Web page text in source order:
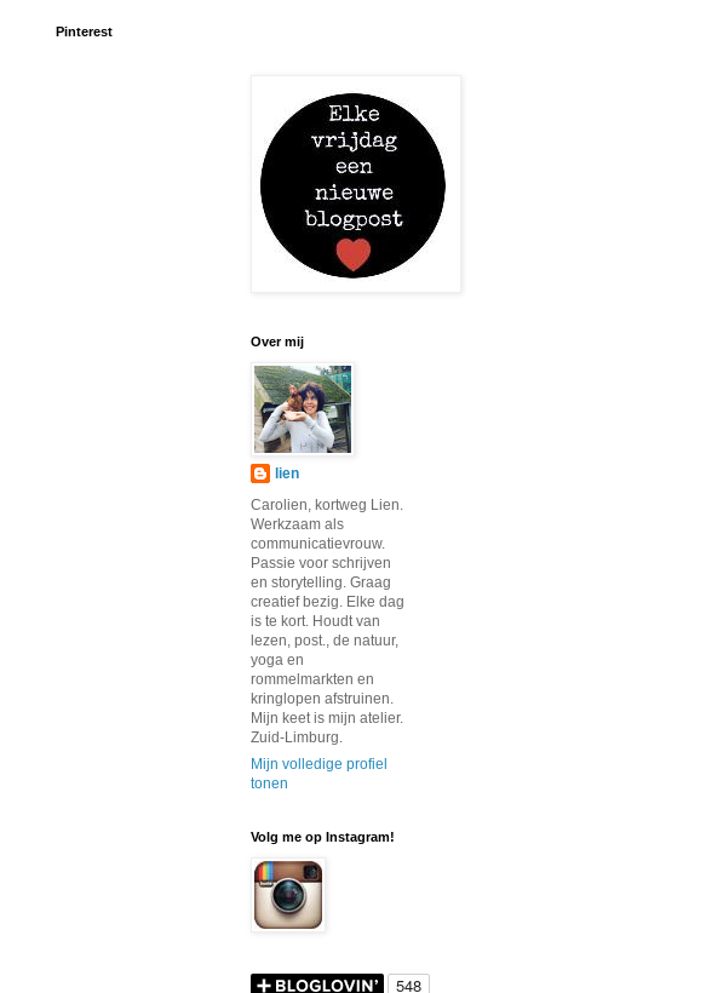
Pinterest
Over mij
lien
Carolien, kortweg Lien.
Werkzaam als
communicatievrouw.
Passie voor schrijven
en storytelling. Graag
creatief bezig. Elke dag
is te kort. Houdt van
lezen, post., de natuur,
yoga en
rommelmarkten en
kringlopen afstruinen.
Mijn keet is mijn atelier.
Zuid-Limburg.
Mijn volledige profiel
tonen
Volg me op Instagram!